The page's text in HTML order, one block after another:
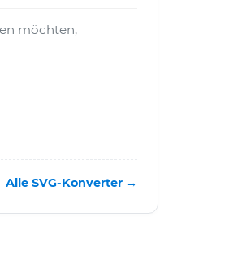
möchten,
Alle SVG-Konverter →